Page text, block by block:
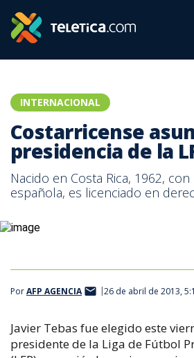
INTERNACIONAL
Costarricense
presidencia de la
Nacido en Costa Rica, 1962,
española, es licenciado en
PorAFP AGENCIA 26 de abril de 2013,
Javier Tebas fue elegido este
presidente de la Liga de Fútbol